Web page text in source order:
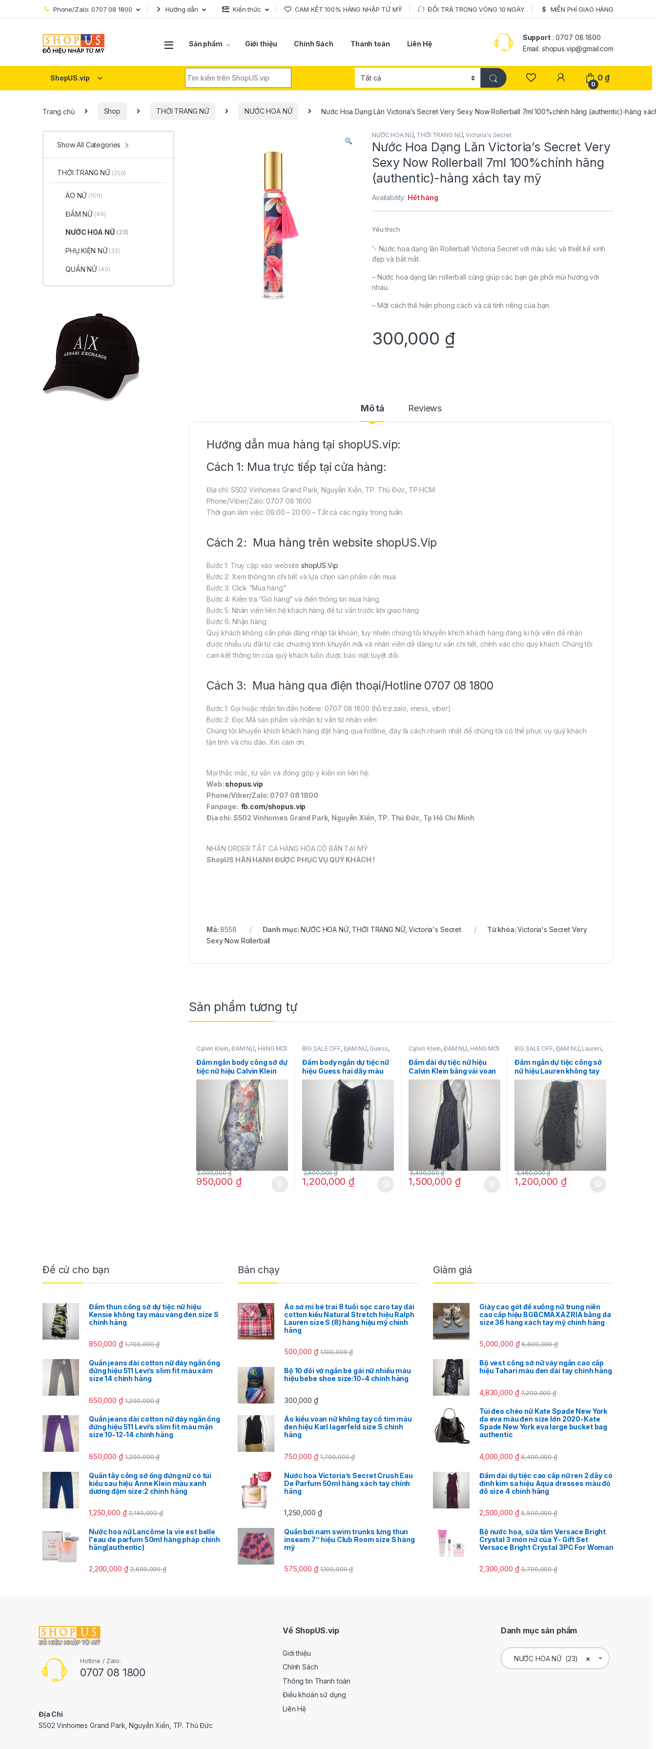
Skip to navigation
Skip to content Phone/Zalo: 0707 08 1800 Hướng dẫn Kiến thức CAM KẾT 100% HÀNG NHẬP TỪ MỸ ĐỔI TRẢ TRONG VÒNG 10 NGÀY MIỄN PHÍ GIAO HÀNG
Sản phẩm Giới thiệu Chính Sách Thanh toán Liên Hệ
Support: 0707 08 1800
Email: shopus.vip@gmail.com
ShopUS.vip
0
0₫
Trang chủ Shop THỜI TRANG NỮ NƯỚC HOA NỮ Nước Hoa Dạng Lăn Victoria’s Secret Very Sexy Now Rollerball 7ml 100%chính hãng (authentic)-hàng
NƯỚC HOA NỮ, THỜI TRANG NỮ,Victoria's Secret
Nước Hoa Dạng Lăn Victoria’s Secret Very
Sexy Now Rollerball 7ml 100%chính hãng
(authentic)-hàng xách tay mỹ
Availability: Hết hàng
Yêu thích
‘- Nước hoa dạng lăn Rollerball Victoria Secret với màu sắc và thiết kế xinh
đẹp và bắt mắt.
– Nước hoa dạng lăn rollerball cũng giúp các bạn gái phối mùi hương với
nhau.
– Một cách thể hiện phong cách và cá tính riêng của bạn.
300,000 ₫
Mô tả Reviews
Hướng dẫn mua hàng tại shopUS.vip:
Cách 1: Mua trực tiếp tại cửa hàng:
Địa chỉ: S502 Vinhomes Grand Park, Nguyễn Xiển, TP. Thủ Đức, TP.HCM
Phone/Viber/Zalo: 0707 08 1800
Thời gian làm việc: 08:00 – 20:00 – Tất cả các ngày trong tuần.
Cách 2: Mua hàng trên website shopUS.Vip
Bước 1: Truy cập vào website shopUS.Vip
Bước 2: Xem thông tin chi tiết và lựa chọn sản phẩm cần mua
Bước 3: Click “Mua hàng”
Bước 4: Kiểm tra “Giỏ hàng” và điền thông tin mua hàng
Bước 5: Nhân viên liên hệ khách hàng để tư vấn trước khi giao hàng
Bước 6: Nhận hàng
Quý khách không cần phải đăng nhập tài khoản, tuy nhiên chúng tôi khuyến khích khách hàng đăng kí hội viên để nhận
được nhiều ưu đãi từ các chương trình khuyến mãi và nhân viên dễ dàng tư vấn chi tiết, chính xác cho quý khách. Chúng tôi
cam kết thông tin của quý khách luôn được bảo mật tuyệt đối.
Cách 3: Mua hàng qua điện thoại/Hotline 0707 08 1800
Bước 1: Gọi hoặc nhắn tin đến hotline: 0707 08 1800 (hỗ trợ zalo, imess, viber)
Bước 2: Đọc Mã sản phẩm và nhận tư vấn từ nhân viên
Chúng tôi khuyến khích khách hàng đặt hàng qua hotline, đây là cách nhanh nhất để chúng tôi có thể phục vụ quý khách
tận tình và chu đáo. Xin cám ơn.
Mọi thắc mắc, tư vấn và đóng góp ý kiến xin liên hệ:
Web: shopus.vip
Phone/Viber/Zalo: 0707 08 1800
Fanpage: fb.com/shopus.vip
Địa chỉ: S502 Vinhomes Grand Park, Nguyễn Xiển, TP. Thủ Đức, Tp Hồ Chí Minh
NHẬN ORDER TẤT CẢ HÀNG HÓA CÓ BÁN TẠI MỸ
ShopUS HÂN HẠNH ĐƯỢC PHỤC VỤ QUÝ KHÁCH !
Mã:8558 Danh mục:NƯỚC HOA NỮ, THỜI TRANG NỮ,Victoria's Secret Từ khóa:Victoria's Secret Very
Sexy Now Rollerball
Sản phẩm tương tự
Calvin Klein,ĐẦM NỮ, HÀNG MỚI
VỀ
THỜI TRANG NỮ
Đầm ngắn body công sở dự
tiệc nữ hiệu Calvin Klein
không tay màu xám họa
tiết hoa nhiều màu size 6
chính hãng
950,000 ₫
2,000,000₫
BIG SALE OFF, ĐẦM NỮ, Guess,
THỜI TRANG NỮ
Đầm body ngắn dự tiệc nữ
hiệu Guess hai dây màu
đen size 4 chính hãng
1,200,000 ₫
2,600,000₫
Calvin Klein,ĐẦM NỮ, HÀNG MỚI
VỀ
THỜI TRANG NỮ
Đầm dài dự tiệc nữ hiệu
Calvin Klein bằng vải voan
xẻ ngực không tay chân
váy đuôi tôm size 12P
chính hãng
1,500,000 ₫
3,400,000₫
BIG SALE OFF, ĐẦM NỮ, Lauren,
THỜI TRANG NỮ
Đầm ngắn dự tiệc công sở
nữ hiệu Lauren không tay
màu đen họa tiết ô vuông
trắng size 4P chính hãng
1,200,000 ₫
3,460,000₫
Show All Categories
THỜI TRANG NỮ (250)
ÁO NỮ (109)
ĐẦM NỮ (49)
NƯỚC HOA NỮ (23)
PHỤ KIỆN NỮ (32)
QUẦN NỮ (40)
Đề cử cho bạn
Đầm thun công sở dự tiệc nữ hiệu
Kensie không tay màu vàng đen size S
chính hãng
850,000 ₫ 1,700,000₫
Quần jeans dài cotton nữ đáy ngắn ống
đứng hiệu 511 Levi’s slim fit màu xám
size 14 chính hãng
650,000 ₫ 1,200,000₫
Quần jeans dài cotton nữ đáy ngắn ống
đứng hiệu 511 Levi’s slim fit màu mận
size 10-12-14 chính hãng
650,000 ₫ 1,200,000₫
Quần tây công sở ống đứng nữ có túi
kiểu sau hiệu Anne Klein màu xanh
dương đậm size:2 chính hãng
1,250,000 ₫ 2,140,000₫
Nước hoa nữ Lancôme la vie est belle
l'eau de parfum 50ml hàng pháp chính
hãng(authentic)
2,200,000 ₫ 2,600,000₫
Bán chạy
Áo sơ mi bé trai 8 tuổi sọc caro tay dài
cotton kiểu Natural Stretch hiệu Ralph
Lauren size S (8) hàng hiệu mỹ chính
hãng
500,000 ₫ 1,100,000₫
Bộ 10 đôi vớ ngắn bé gái nữ nhiều màu
hiệu bebe shoe size:10-4 chính hãng
300,000 ₫
Áo kiểu voan nữ không tay cổ tim màu
đen hiệu Karl lagerfeld size S chính
hãng
750,000 ₫ 1,700,000₫
Nước hoa Victoria’s Secret Crush Eau
De Parfum 50ml hàng xách tay chính
hãng
1,250,000 ₫
Quần bơi nam swim trunks lưng thun
inseam 7’’ hiệu Club Room size S hàng
mỹ
575,000 ₫ 1,100,000₫
Giảm giá
Giày cao gót đế xuồng nữ trung niên
cao cấp hiệu BGBCMAXAZRIA bằng da
size 36 hàng xách tay mỹ chính hãng
5,000,000 ₫ 6,600,000₫
Bộ vest công sở nữ váy ngắn cao cấp
hiệu Tahari màu đen dài tay chính hãng
4,830,000 ₫ 7,200,000₫
Túi đeo chéo nữ Kate Spade New York
da eva màu đen size lớn 2020-Kate
Spade New York eva large bucket bag
authentic
4,000,000 ₫ 8,400,000₫
Đầm dài dự tiệc cao cấp nữ ren 2 dây có
đính kim sa hiệu Aqua dresses màu đỏ
đô size 4 chính hãng
2,500,000 ₫ 5,500,000₫
Bộ nước hoa, sữa tắm Versace Bright
Crystal 3 món nữ của Ý- Gift Set
Versace Bright Crystal 3PC For Woman
2,300,000 ₫ 3,700,000₫
Hotline / Zalo:
0707 08 1800
Địa Chỉ
S502 Vinhomes Grand Park, Nguyễn Xiển, TP. Thủ Đức
Về ShopUS.vip
Giới thiệu
Chính Sách
Thông tin Thanh toán
Điều khoản sử dụng
Liên Hệ
Danh mục sản phẩm
×
NƯỚC HOA NỮ (23)